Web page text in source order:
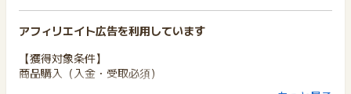
アフィリエイト広告を利用しています
【獲得対象条件】
商品購入（入金・受取必須）